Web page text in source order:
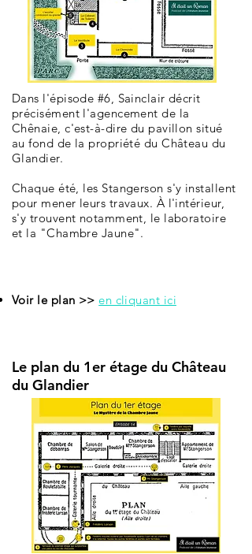
Dans l'épisode #6, Sainclair décrit
précisément l'agencement de la
Chênaie, c'est-à-dire du pavillon situé
au fond de la propriété du Château du
Glandier.
Chaque été, les Stangerson s'y installent
pour mener leurs travaux. À l'intérieur,
s'y trouvent notamment, le laboratoire
et la "Chambre Jaune".
Voir le plan >> en cliquant ici
Le plan du 1er étage du Château
du Glandier